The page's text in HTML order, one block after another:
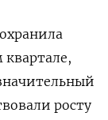
росту